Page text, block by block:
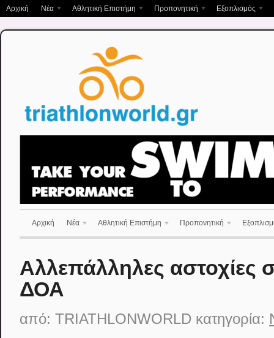
Αρχική Νέα Αθλητική Επιστήμη Προπονητική Εξοπλισμός
Αρχική Νέα Αθλητική Επιστήμη Προπονητική
Αλλεπάλληλες αστοχίες
ΔΟΑ
από: TRIATHLONWORLD κατηγορία: